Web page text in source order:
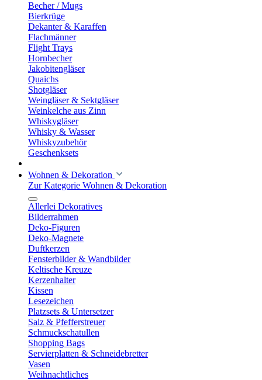
Becher / Mugs
Bierkrüge
Dekanter & Karaffen
Flachmänner
Flight Trays
Hornbecher
Jakobitengläser
Quaichs
Shotgläser
Weingläser & Sektgläser
Weinkelche aus Zinn
Whiskygläser
Whisky & Wasser
Whiskyzubehör
Geschenksets
Wohnen & Dekoration
Zur Kategorie Wohnen & Dekoration
Allerlei Dekoratives
Bilderrahmen
Deko-Figuren
Deko-Magnete
Duftkerzen
Fensterbilder & Wandbilder
Keltische Kreuze
Kerzenhalter
Kissen
Lesezeichen
Platzsets & Untersetzer
Salz & Pfefferstreuer
Schmuckschatullen
Shopping Bags
Servierplatten & Schneidebretter
Vasen
Weihnachtliches